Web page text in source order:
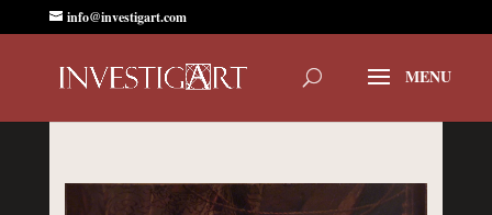
info@investigart.com